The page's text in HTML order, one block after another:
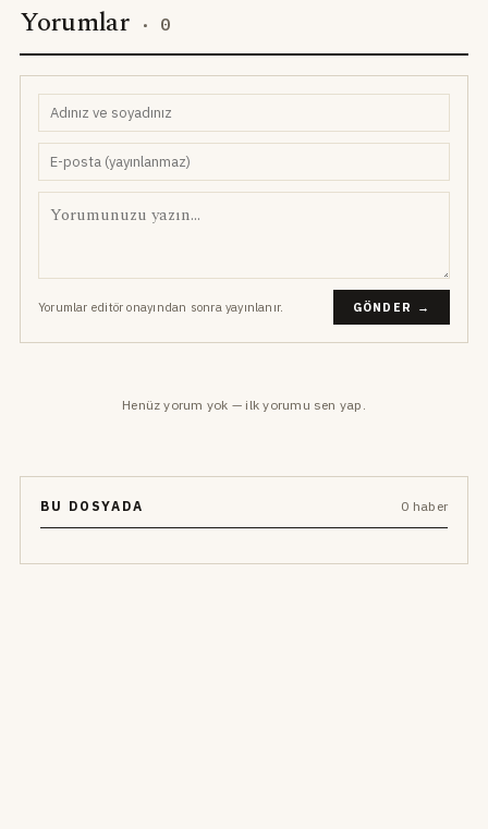
Yorumlar · 0
Yorumlar editör onayından sonra yayınlanır. GÖNDER →
Henüz yorum yok — ilk yorumu sen yap.
BU DOSYADA 0 haber